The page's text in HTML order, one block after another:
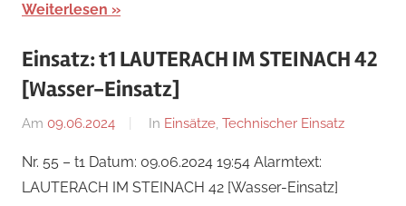
Weiterlesen
Einsatz: t1 LAUTERACH IM STEINACH 42
[Wasser-Einsatz]
Am 09.06.2024
Von
Steiner
In Einsätze Technischer Einsatz
Nr. 55 – t1 Datum: 09.06.2024 19:54 Alarmtext:
LAUTERACH IM STEINACH 42 [Wasser-Einsatz]